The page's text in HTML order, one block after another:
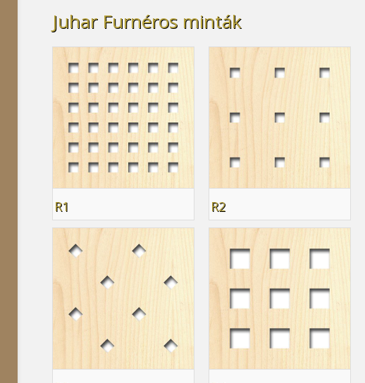
Juhar Furnéros minták
R1 R2